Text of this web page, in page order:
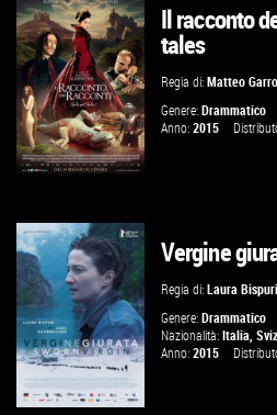
GUARDA IL TRAILER
VAI ALLA SCHEDA
GUARDA IL TRAILER
VAI ALLA SCHEDA
Il racconto
tales
Regia di:Matteo
Genere:Drammatico
Anno:2015
Vergine
Regia di:Laura Bispuri
Genere:Drammatico
Nazionalità:Italia,
Anno:2015